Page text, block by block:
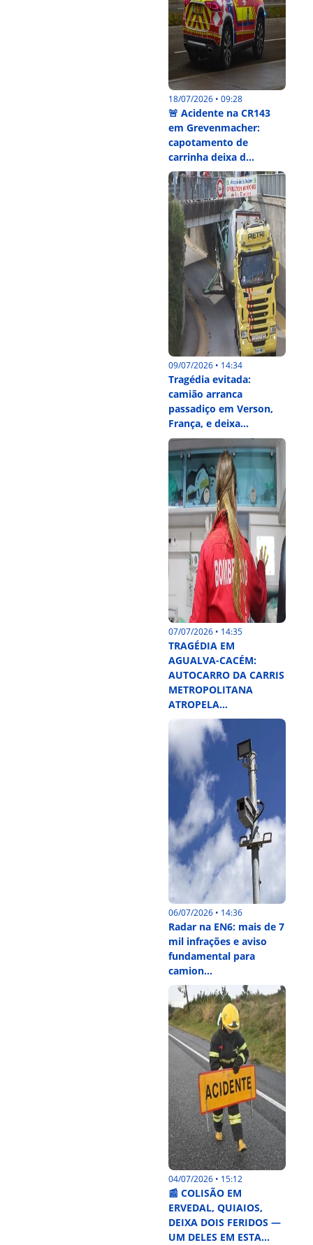
18/07/2026 • 09:28
🚨 Acidente na CR143
em Grevenmacher:
capotamento de
carrinha deixa d...
09/07/2026 • 14:34
Tragédia evitada:
camião arranca
passadiço em Verson,
França, e deixa...
07/07/2026 • 14:35
TRAGÉDIA EM
AGUALVA-CACÉM:
AUTOCARRO DA CARRIS
METROPOLITANA
ATROPELA...
06/07/2026 • 14:36
Radar na EN6: mais de 7
mil infrações e aviso
fundamental para
camion...
04/07/2026 • 15:12
📰 COLISÃO EM
ERVEDAL, QUIAIOS,
DEIXA DOIS FERIDOS —
UM DELES EM ESTA...